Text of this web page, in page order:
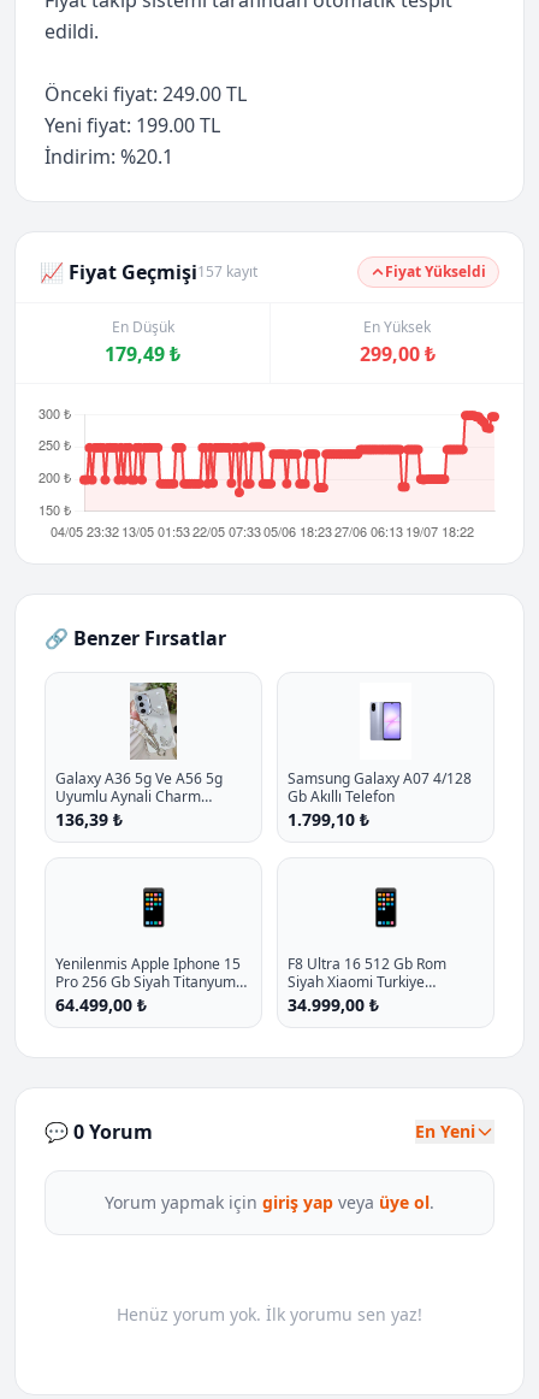
edildi.
Önceki fiyat: 249.00 TL
Yeni fiyat: 199.00 TL
İndirim: %20.1
📈 Fiyat Geçmişi157 kayıt Fiyat Yükseldi
En Düşük
179,49 ₺
En Yüksek
299,00 ₺
🔗 Benzer Fırsatlar
Galaxy A36 5g Ve A56 5g
Uyumlu Aynali Charm
Kelebek Oyuncakli Esnek
Silikon Kilif P - %10.9 İndirim
136,39 ₺
Samsung Galaxy A07 4/128
Gb Akıllı Telefon
1.799,10 ₺
📱
Yenilenmis Apple Iphone 15
Pro 256 Gb Siyah Titanyum
Cep Telefonu 12 Ay Garantili
A Kalite P - %10.3 İndirim
64.499,00 ₺
📱
F8 Ultra 16 512 Gb Rom
Siyah Xiaomi Turkiye
Garantili P - %39.7 İndirim
34.999,00 ₺
💬 0 Yorum En Yeni
Yorum yapmak için giriş yap veya üye ol.
Henüz yorum yok. İlk yorumu sen yaz!